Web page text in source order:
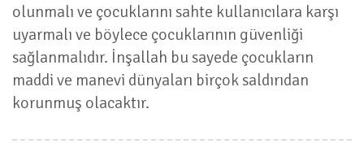
olunmalı ve çocuklarını sahte kullanıcılara karşı
uyarmalı ve böylece çocuklarının güvenliği
sağlanmalıdır. İnşallah bu sayede çocukların
maddi ve manevi dünyaları birçok saldırıdan
korunmuş olacaktır.